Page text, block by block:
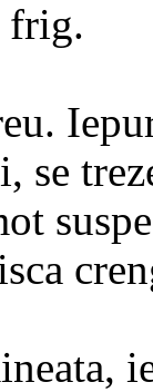
frig.
se